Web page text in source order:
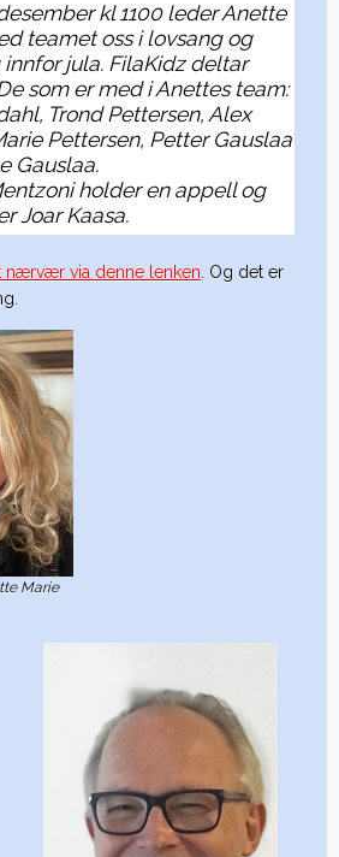
kl 1100 leder Anette
teamet oss i lovsang og
jula. FilaKidz deltar
som er med i Anettes team:
Trond Pettersen, Alex
Pettersen, Petter Gauslaa
Gauslaa.
holder en appell og
Joar Kaasa.
nærvær via denne lenken. Og det er
Marie